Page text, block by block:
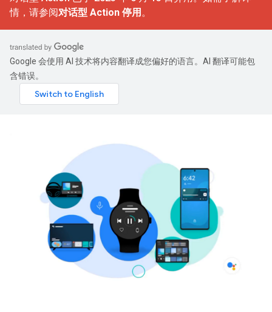
情，请参阅对话型 Action 停用 。
Google 会使用 AI 技术将内容翻译成您偏好的语言。AI 翻译可能包
含错误。